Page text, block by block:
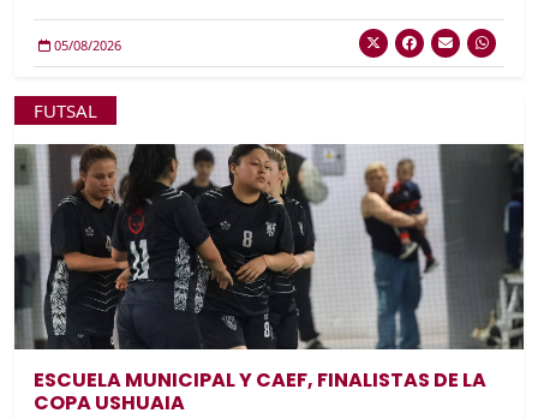
05/08/2026
FUTSAL
ESCUELA MUNICIPAL Y CAEF, FINALISTAS DE LA
COPA USHUAIA